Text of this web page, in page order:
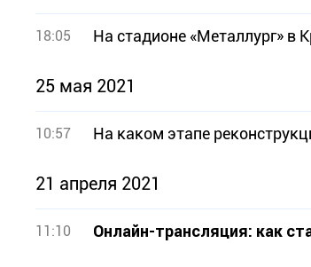
18:05
25 мая 2021
10:57 На каком этапе
21 апреля 2021
11:10 Онлайн-трансляция: как